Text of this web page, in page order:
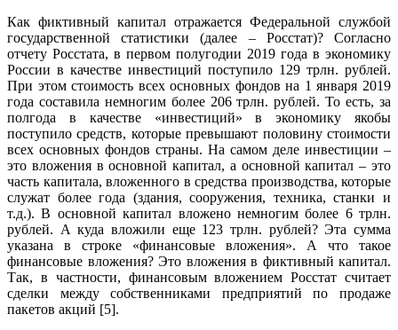
Как фиктивный капитал отражается Федеральной службой
государственной статистики (далее – Росстат)? Согласно
отчету Росстата, в первом полугодии 2019 года в экономику
России в качестве инвестиций поступило 129 трлн. рублей.
При этом стоимость всех основных фондов на 1 января 2019
года составила немногим более 206 трлн. рублей. То есть, за
полгода в качестве «инвестиций» в экономику якобы
поступило средств, которые превышают половину стоимости
всех основных фондов страны. На самом деле инвестиции –
это вложения в основной капитал, а основной капитал – это
часть капитала, вложенного в средства производства, которые
служат более года (здания, сооружения, техника, станки и
т.д.). В основной капитал вложено немногим более 6 трлн.
рублей. А куда вложили еще 123 трлн. рублей? Эта сумма
указана в строке «финансовые вложения». А что такое
финансовые вложения? Это вложения в фиктивный капитал.
Так, в частности, финансовым вложением Росстат считает
сделки между собственниками предприятий по продаже
пакетов акций [5].